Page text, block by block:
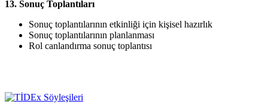
13. Sonuç Toplantıları
Sonuç toplantılarının etkinliği için kişisel hazırlık
Sonuç toplantılarının planlanması
Rol canlandırma sonuç toplantısı